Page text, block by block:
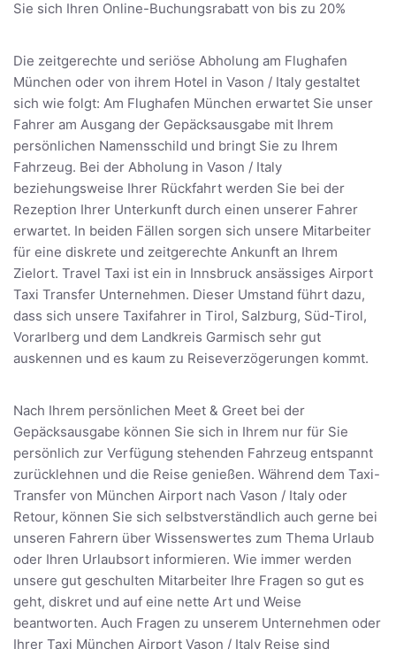
Sie sich Ihren Online-Buchungsrabatt von bis zu 20%
Die zeitgerechte und seriöse Abholung am Flughafen
München oder von ihrem Hotel in Vason / Italy gestaltet
sich wie folgt: Am Flughafen München erwartet Sie unser
Fahrer am Ausgang der Gepäcksausgabe mit Ihrem
persönlichen Namensschild und bringt Sie zu Ihrem
Fahrzeug. Bei der Abholung in Vason / Italy
beziehungsweise Ihrer Rückfahrt werden Sie bei der
Rezeption Ihrer Unterkunft durch einen unserer Fahrer
erwartet. In beiden Fällen sorgen sich unsere Mitarbeiter
für eine diskrete und zeitgerechte Ankunft an Ihrem
Zielort. Travel Taxi ist ein in Innsbruck ansässiges Airport
Taxi Transfer Unternehmen. Dieser Umstand führt dazu,
dass sich unsere Taxifahrer in Tirol, Salzburg, Süd-Tirol,
Vorarlberg und dem Landkreis Garmisch sehr gut
auskennen und es kaum zu Reiseverzögerungen kommt.
Nach Ihrem persönlichen Meet & Greet bei der
Gepäcksausgabe können Sie sich in Ihrem nur für Sie
persönlich zur Verfügung stehenden Fahrzeug entspannt
zurücklehnen und die Reise genießen. Während dem Taxi-
Transfer von München Airport nach Vason / Italy oder
Retour, können Sie sich selbstverständlich auch gerne bei
unseren Fahrern über Wissenswertes zum Thema Urlaub
oder Ihren Urlaubsort informieren. Wie immer werden
unsere gut geschulten Mitarbeiter Ihre Fragen so gut es
geht, diskret und auf eine nette Art und Weise
beantworten. Auch Fragen zu unserem Unternehmen oder
Ihrer Taxi München Airport Vason / Italy Reise sind